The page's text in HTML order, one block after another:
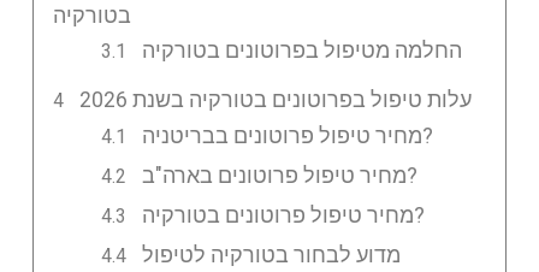
בטורקיה
החלמה מטיפול בפרוטונים בטורקיה
עלות טיפול בפרוטונים בטורקיה בשנת 2026
מחיר טיפול פרוטונים בבריטניה?
מחיר טיפול פרוטונים בארה"ב?
מחיר טיפול פרוטונים בטורקיה?
מדוע לבחור בטורקיה לטיפול